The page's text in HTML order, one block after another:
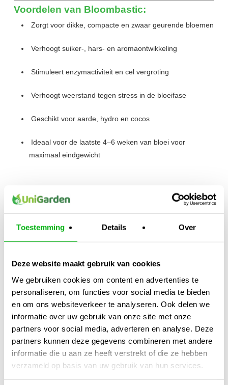
Toestemming Details Over
Deze website maakt gebruik van cookies
We gebruiken cookies om content en advertenties te
personaliseren, om functies voor social media te bieden
en om ons websiteverkeer te analyseren. Ook delen we
informatie over uw gebruik van onze site met onze
partners voor social media, adverteren en analyse. Deze
partners kunnen deze gegevens combineren met andere
informatie die u aan ze heeft verstrekt of die ze hebben
verzameld op basis van uw gebruik van hun services.
Voordelen van Bloombastic:
Zorgt voor dikke, compacte en zwaar geurende bloemen
Verhoogt suiker-, hars- en aromaontwikkeling
Stimuleert enzymactiviteit en cel vergroting
Verhoogt weerstand tegen stress in de bloeifase
Geschikt voor aarde, hydro en cocos
Ideaal voor de laatste 4–6 weken van bloei voor
maximaal eindgewicht
GebruikBloombastic
als aanvulling op je basisvoeding voor
het beste resultaat. Niet combineren met andere PK-boosters.
Kijk ook naar:https://unigarden.nl/product-
category/vijverirrigatie/ph-ec-meters/
Extra productinformatie
Gewicht
N/B
Afmetingen
Merk
Atami